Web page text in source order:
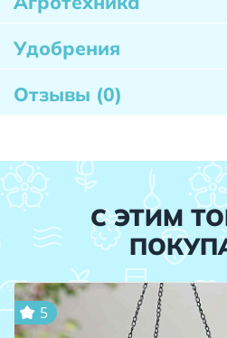
Удобрения
Отзывы (0)
С ЭТИМ
5